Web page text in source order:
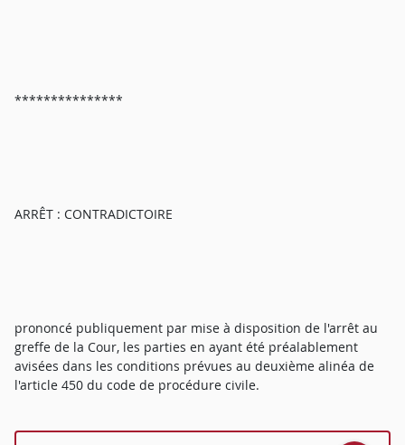
***************
ARRÊT : CONTRADICTOIRE
prononcé publiquement par mise à disposition de l'arrêt au
greffe de la Cour, les parties en ayant été préalablement
avisées dans les conditions prévues au deuxième alinéa de
l'article 450 du code de procédure civile.